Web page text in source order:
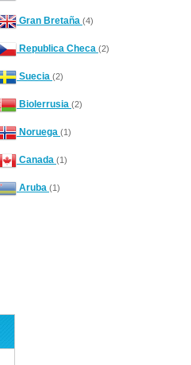
Gran Bretaña (4)
Republica Checa (2)
Suecia (2)
Biolerrusia (2)
Noruega (1)
Canada (1)
Aruba (1)